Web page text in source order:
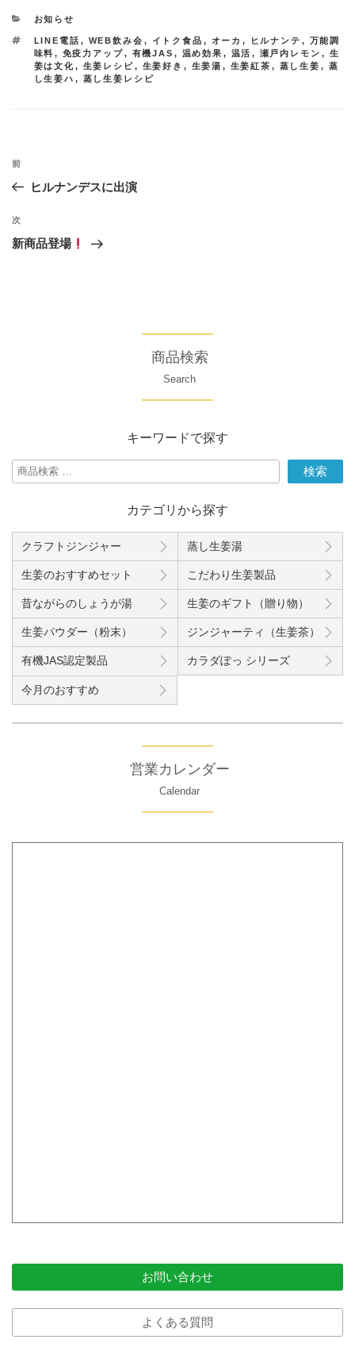
カ
ゴ
リ
ー
お知らせ
タ
グ
LINE電話 , WEB飲み会 , イトク食品 , オーカ , ヒルナンテ , 万能調
味料 , 免疫力アップ, 有機JAS , 温め効果 , 温活 , 瀬戸内レモン , 生
姜は文化, 生姜レシピ, 生姜好き , 生姜湯 , 生姜紅茶 , 蒸し生姜 , 蒸
し生姜ハ , 蒸し生姜レシピ
投
ビ
ゲ
過
去
投
稿
前
ヒルナンデスに出演
次
の
次
新商品登場
商品検索
Search
キーワードで探す
検
索
検索
カテゴリから探す
クラフトジンジャー 蒸し生姜湯
生姜のおすすめセット こだわり生姜製品
昔ながらのしょうが湯 生姜のギフト（贈り物）
生姜パウダー（粉末） ジンジャーティ（生姜茶）
有機JAS認定製品 カラダぽっ シリーズ
今月のおすすめ
営業カレンダー
Calendar
お問い合わせ
よくある質問